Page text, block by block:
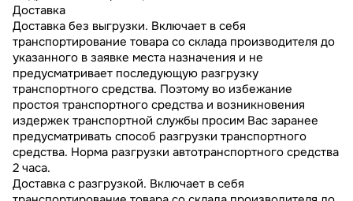
Доставка
Доставка без выгрузки. Включает в себя
транспортирование товара со склада производителя до
указанного в заявке места назначения и не
предусматривает последующую разгрузку
транспортного средства. Поэтому во избежание
простоя транспортного средства и возникновения
издержек транспортной службы просим Вас заранее
предусматривать способ разгрузки транспортного
средства. Норма разгрузки автотранспортного средства
2 часа.
Доставка с разгрузкой. Включает в себя